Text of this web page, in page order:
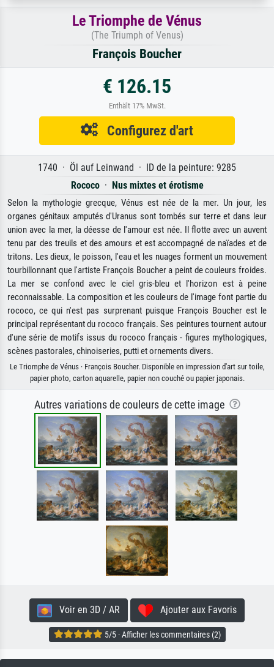
Le Triomphe de Vénus
(The Triumph of Venus)
François Boucher
€ 126.15
Enthält 17% MwSt.
Configurez d'art
1740 · Öl auf Leinwand · ID de la peinture: 9285
Rococo· Nus mixtes et érotisme
Selon la mythologie grecque, Vénus est née de la mer. Un jour, les
organes génitaux amputés d'Uranus sont tombés sur terre et dans leur
union avec la mer, la déesse de l'amour est née. Il flotte avec un auvent
tenu par des treuils et des amours et est accompagné de naïades et de
tritons. Les dieux, le poisson, l'eau et les nuages ​​forment un mouvement
tourbillonnant que l'artiste François Boucher a peint de couleurs froides.
La mer se confond avec le ciel gris-bleu et l'horizon est à peine
reconnaissable. La composition et les couleurs de l'image font partie du
rococo, ce qui n'est pas surprenant puisque François Boucher est le
principal représentant du rococo français. Ses peintures tournent autour
d'une série de motifs issus du rococo français - figures mythologiques,
scènes pastorales, chinoiseries, putti et ornements divers.
Le Triomphe de Vénus · François Boucher. Disponible en impression d'art sur toile,
papier photo, carton aquarelle, papier non couché ou papier japonais.
Autres variations de couleurs de cette image
Voir en 3D / AR Ajouter aux Favoris
5/5 · Afficher les commentaires (2)